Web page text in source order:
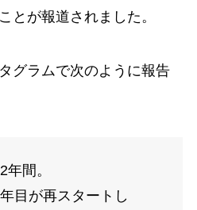
とが報道されました。
グラムで次のように報告
間。
目が再スタートし